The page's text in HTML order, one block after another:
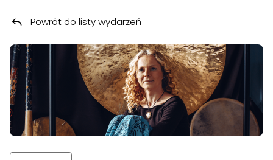
Przeskocz do treści
Powrót do listy wydarzeń